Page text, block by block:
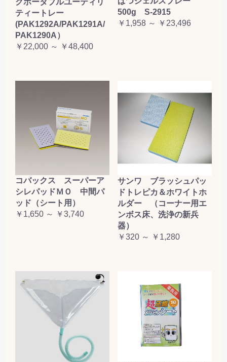
グポータブルユーティリ
ティートレー
(PAK1292A/PAK1291A/
PAK1290A）
￥22,000 ～ ￥48,400
500g S-2915
￥1,958 ～ ￥23,496
コバックス スーパーア
シレパッドＭＯ 中間パ
ッド（シート用）
￥1,650 ～ ￥3,740
サンワ ブラッシュパッ
ドトレピカ＆ホワイトホ
ルダー （コーナー用エ
ンボス床、洗浄の新兵
器）
￥320 ～ ￥1,280